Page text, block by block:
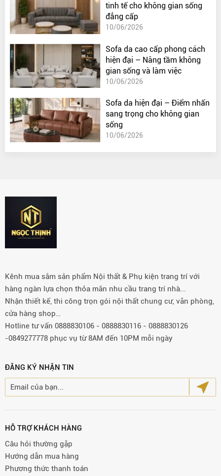
tinh tế cho không gian sống
đẳng cấp
10/06/2026
Sofa da cao cấp phong cách
hiện đại – Nâng tầm không
gian sống và làm việc
10/06/2026
Sofa da hiện đại – Điểm nhấn
sang trọng cho không gian
sống
10/06/2026
Kênh mua sắm sản phẩm Nội thất & Phụ kiện trang trí với
hàng ngàn lựa chọn thỏa mãn nhu cầu trang trí nhà...
Nhận thiết kế, thi công trọn gói nội thất chung cư, văn phòng,
cửa hàng shop…
Hotline tư vấn 0888830106 - 0888830116 - 0888830126
-0849277778 phục vụ từ 8AM đến 10PM mỗi ngày
ĐĂNG KÝ NHẬN TIN
HỖ TRỢ KHÁCH HÀNG
Câu hỏi thường gặp
Hướng dẫn mua hàng
Phương thức thanh toán